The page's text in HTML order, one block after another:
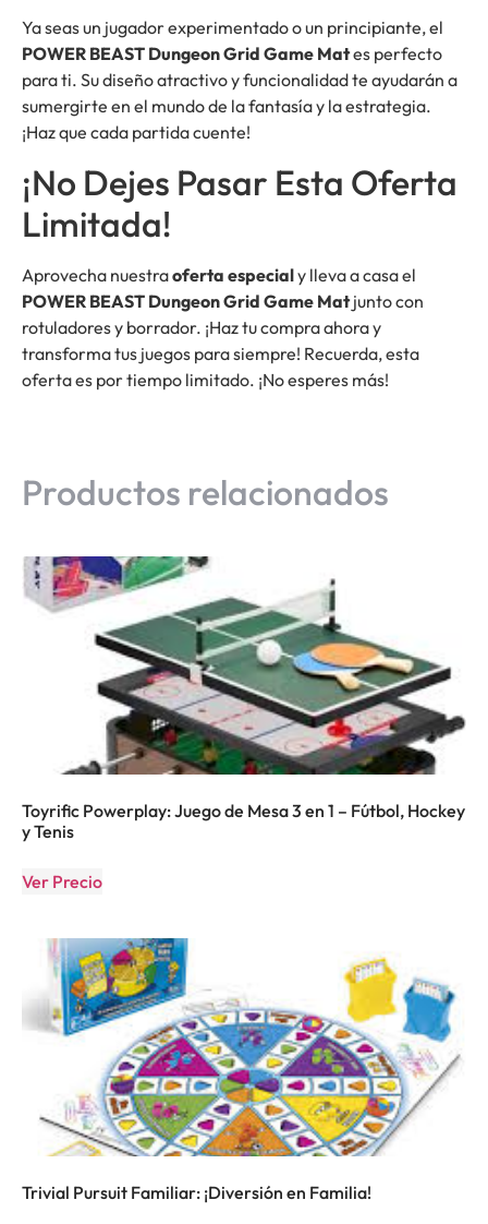
Ya seas un jugador experimentado o un principiante, el
POWER BEAST Dungeon Grid Game Mates perfecto
para ti. Su diseño atractivo y funcionalidad te ayudarán a
sumergirte en el mundo de la fantasía y la estrategia.
¡Haz que cada partida cuente!
¡No Dejes Pasar Esta Oferta
Limitada!
Aprovecha nuestraoferta especialy lleva a casa el
POWER BEAST Dungeon Grid Game Matjunto con
rotuladores y borrador. ¡Haz tu compra ahora y
transforma tus juegos para siempre! Recuerda, esta
oferta es por tiempo limitado. ¡No esperes más!
Productos relacionados
Toyrific Powerplay: Juego de Mesa 3 en 1 – Fútbol, Hockey
y Tenis
Ver Precio
Trivial Pursuit Familiar: ¡Diversión en Familia!